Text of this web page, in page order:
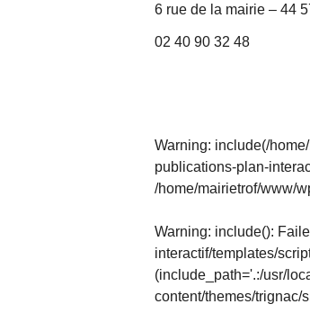
6 rue de la mairie – 44
02 40 90 32 48
Warning: include(/
publications-plan-
/home/mairietrof/www/
Warning: include():
interactif/templates/
(include_path='.:/usr/
content/themes/trignac/